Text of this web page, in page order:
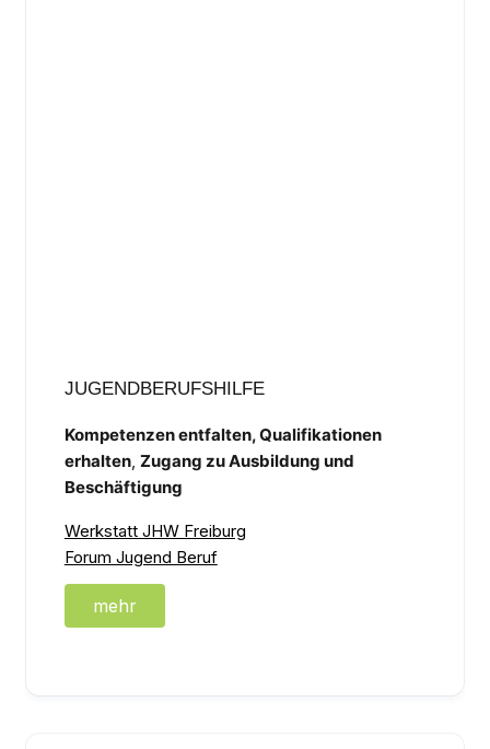
JUGENDBERUFSHILFE
Kompetenzen entfalten, Qualifikationen
erhalten, Zugang zu Ausbildung und
Beschäftigung
Werkstatt JHW Freiburg
Forum Jugend Beruf
mehr